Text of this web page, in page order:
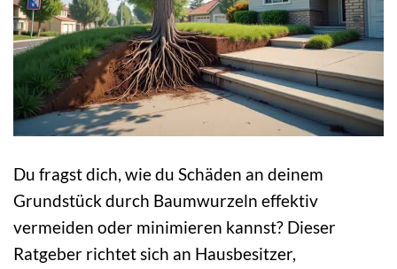
Du fragst dich, wie du Schäden an deinem
Grundstück durch Baumwurzeln effektiv
vermeiden oder minimieren kannst? Dieser
Ratgeber richtet sich an Hausbesitzer,